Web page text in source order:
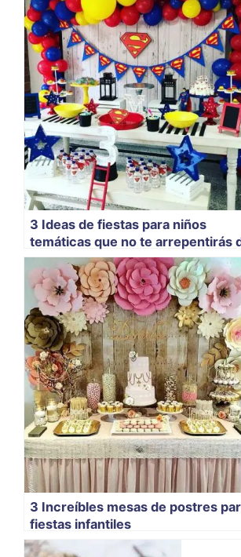
3 Ideas de fiestas para niños
temáticas que no te arrepentirás
ver
3 Increíbles mesas de postres
fiestas infantiles